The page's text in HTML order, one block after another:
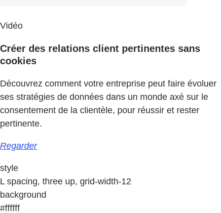
Vidéo
Créer des relations client pertinentes sans
cookies
Découvrez comment votre entreprise peut faire évoluer
ses stratégies de données dans un monde axé sur le
consentement de la clientèle, pour réussir et rester
pertinente.
Regarder
style
L spacing, three up, grid-width-12
background
#ffffff